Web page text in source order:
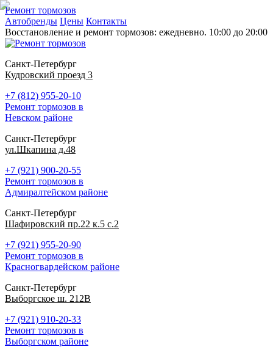
Ремонт тормозов
Автобренды Цены Контакты
Восстановление и ремонт тормозов: ежедневно. 10:00 до 20:00
Санкт-Петербург
Кудровский проезд 3
+7 (812) 955-20-10
Ремонт тормозов в
Невском районе
Санкт-Петербург
ул.Шкапина д.48
+7 (921) 900-20-55
Ремонт тормозов в
Адмиралтейском районе
Санкт-Петербург
Шафировский пр.22 к.5 с.2
+7 (921) 955-20-90
Ремонт тормозов в
Красногвардейском районе
Санкт-Петербург
Выборгское ш. 212В
+7 (921) 910-20-33
Ремонт тормозов в
Выборгском районе